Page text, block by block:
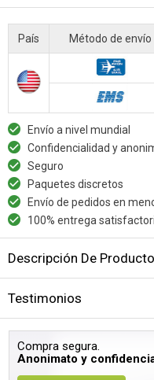
País Método de envío
Envío a nivel mundial
Confidencialidad y
Seguro
Paquetes discretos
Envío de pedidos en
100% entrega
Descripción De Producto
Testimonios
Compra segura.
Anonimato y